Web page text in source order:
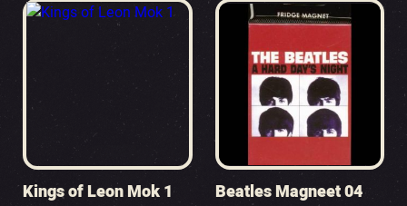
Kings of Leon Mok 1
Beatles Magneet 04